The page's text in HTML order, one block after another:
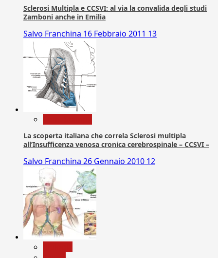
Sclerosi Multipla e CCSVI: al via la convalida degli studi
Zamboni anche in Emilia
Salvo Franchina 16 Febbraio 2011 13
La scoperta italiana che correla Sclerosi multipla
all’Insufficenza venosa cronica cerebrospinale – CCSVI –
Salvo Franchina 26 Gennaio 2010 12